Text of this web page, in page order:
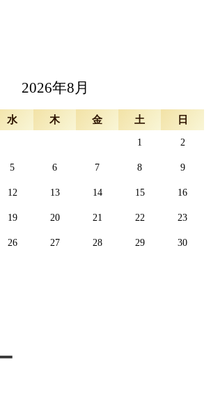
2026年8月
水 木 金 土 日
1 2
5 6 7 8 9
12 13 14 15 16
19 20 21 22 23
26 27 28 29 30